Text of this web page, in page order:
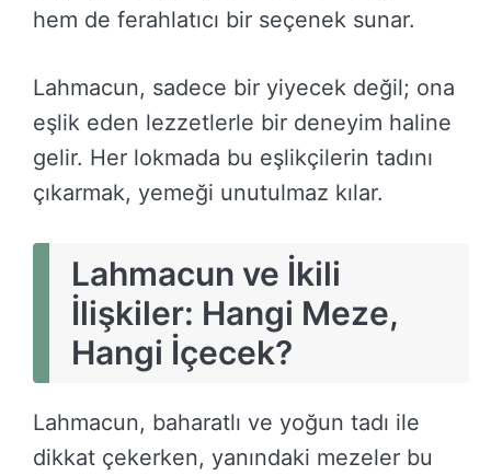
hem de ferahlatıcı bir seçenek sunar.
Lahmacun, sadece bir yiyecek değil; ona
eşlik eden lezzetlerle bir deneyim haline
gelir. Her lokmada bu eşlikçilerin tadını
çıkarmak, yemeği unutulmaz kılar.
Lahmacun ve İkili
İlişkiler: Hangi Meze,
Hangi İçecek?
Lahmacun, baharatlı ve yoğun tadı ile
dikkat çekerken, yanındaki mezeler bu